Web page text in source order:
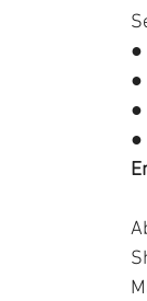
●
●
●
●